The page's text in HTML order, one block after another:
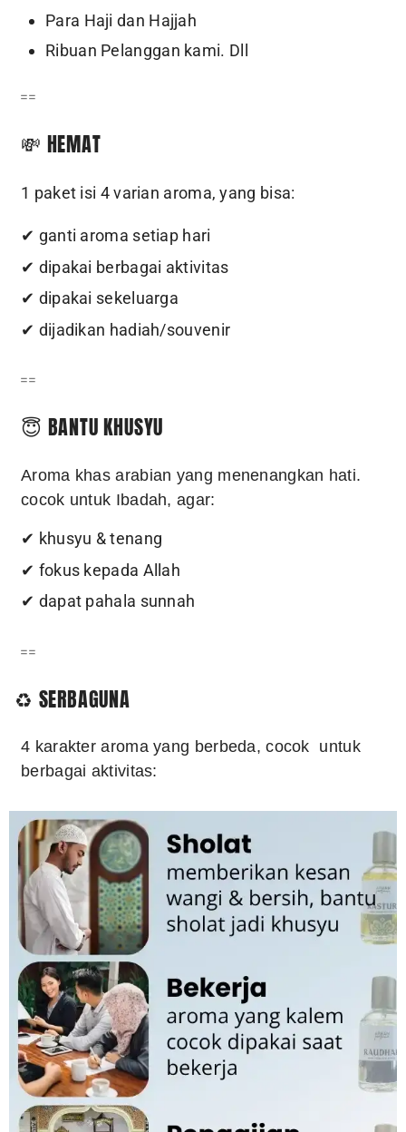
Para Haji dan Hajjah
Ribuan Pelanggan kami. Dll
==
💸 HEMAT
1 paket isi 4 varian aroma, yang bisa:
✔ ganti aroma setiap hari
✔ dipakai berbagai aktivitas
✔ dipakai sekeluarga
✔ dijadikan hadiah/souvenir
==
😇 BANTU KHUSYU
Aroma khas arabian yang menenangkan hati.
cocok untuk Ibadah, agar:
✔ khusyu & tenang
✔ fokus kepada Allah
✔ dapat pahala sunnah
==
♻️ SERBAGUNA
4 karakter aroma yang berbeda, cocok untuk
berbagai aktivitas: